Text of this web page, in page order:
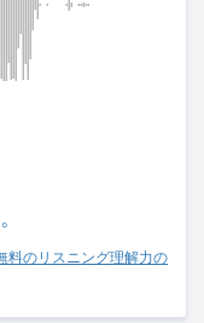
料のリスニング理解力の